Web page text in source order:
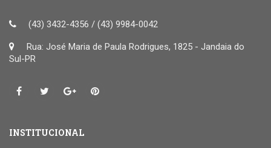
(43) 3432-4356 / (43) 9984-0042
Rua: José Maria de Paula Rodrigues, 1825 - Jandaia do
Sul-PR
INSTITUCIONAL